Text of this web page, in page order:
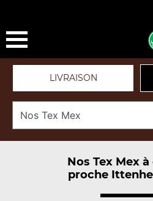
LIVRAISON
Nos Tex Mex
proche